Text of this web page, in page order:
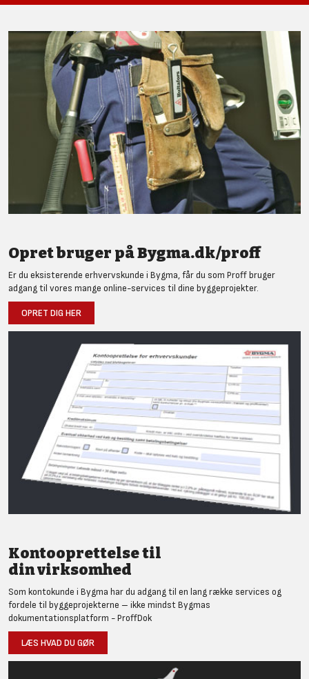
Opret bruger på Bygma.dk/proff
Er du eksisterende erhvervskunde i Bygma, får du som Proff bruger
adgang til vores mange online-services til dine byggeprojekter.
OPRET DIG HER
Kontooprettelse til
din virksomhed
Som kontokunde i Bygma har du adgang til en lang række services og
fordele til byggeprojekterne – ikke mindst Bygmas
dokumentationsplatform - ProffDok
LÆS HVAD DU GØR